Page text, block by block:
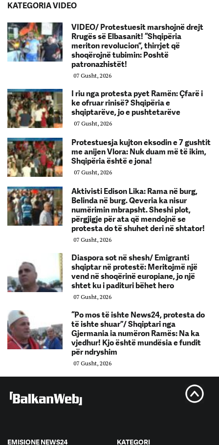
KATEGORIA VIDEO
VIDEO/ Protestuesit marshojnë drejt
Rrugës së Elbasanit! “Shqipëria
meriton revolucion”, thirrjet që
shoqërojnë tubimin: Poshtë
patronazhistët!
07 Gusht, 2026
I riu nga protesta pyet Ramën: Çfarë i
ke ofruar rinisë? Shqipëria e
shqiptarëve, jo e pushtetarëve
07 Gusht, 2026
Protestuesja kujton eksodin e 7 gushtit
me anijen Vlora: Nuk duam më të ikim,
Shqipëria është e jona!
07 Gusht, 2026
Aktivisti Edison Lika: Rama në burg,
Belinda në burg. Qeveria ka nisur
numërimin mbrapsht. Sheshi plot,
përgjigje për ata që mendojnë se
protesta do të shuhet deri në shtator!
07 Gusht, 2026
Diaspora sot në shesh/ Emigranti
shqiptar në protestë: Meritojmë një
vend në shoqërinë europiane, jo një
shtet ku i padituri bëhet hero
07 Gusht, 2026
“Po mos të ishte News24, protesta do
të ishte shuar”/ Shqiptari nga
Gjermania ia numëron Ramës: Na ka
vjedhur! Kjo është mundësia e fundit
për ndryshim
07 Gusht, 2026
EMISIONE NEWS24 KATEGORI